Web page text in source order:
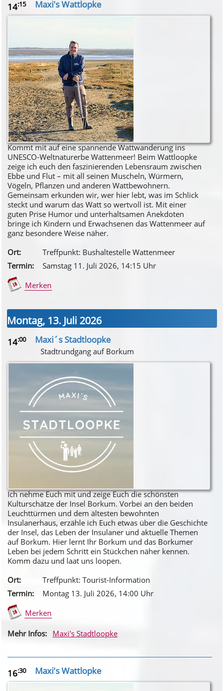
14:15 Maxi's Wattlopke
Kommt mit auf eine spannende Wattwanderung ins
UNESCO-Weltnaturerbe Wattenmeer! Beim Wattloopke
zeige ich euch den faszinierenden Lebensraum zwischen
Ebbe und Flut – mit all seinen Muscheln, Würmern,
Vögeln, Pflanzen und anderen Wattbewohnern.
Gemeinsam erkunden wir, wer hier lebt, was im Schlick
steckt und warum das Watt so wertvoll ist. Mit einer
guten Prise Humor und unterhaltsamen Anekdoten
bringe ich Kindern und Erwachsenen das Wattenmeer auf
ganz besondere Weise näher.
Ort:
Treffpunkt: Bushaltestelle Wattenmeer
Termin:
Samstag 11. Juli 2026, 14:15 Uhr
Merken
Montag, 13. Juli 2026
14:00 Maxi´s Stadtloopke
Stadtrundgang auf Borkum
Ich nehme Euch mit und zeige Euch die schönsten
Kulturschätze der Insel Borkum. Vorbei an den beiden
Leuchttürmen und dem ältesten bewohnten
Insulanerhaus, erzähle ich Euch etwas über die Geschichte
der Insel, das Leben der Insulaner und aktuelle Themen
auf Borkum. Hier lernt Ihr Borkum und das Borkumer
Leben bei jedem Schritt ein Stückchen näher kennen.
Komm dazu und laat uns loopen.
Ort:
Treffpunkt: Tourist-Information
Termin:
Montag 13. Juli 2026, 14:00 Uhr
Merken
Mehr Infos: Maxi's Stadtloopke
16:30 Maxi's Wattlopke